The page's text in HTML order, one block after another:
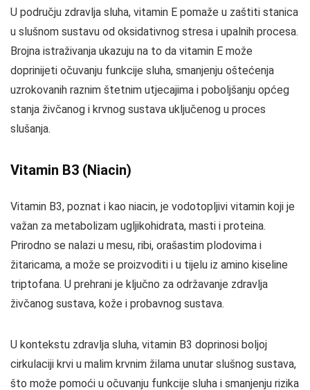
U području zdravlja sluha, vitamin E pomaže u zaštiti stanica
u slušnom sustavu od oksidativnog stresa i upalnih procesa.
Brojna istraživanja ukazuju na to da vitamin E može
doprinijeti očuvanju funkcije sluha, smanjenju oštećenja
uzrokovanih raznim štetnim utjecajima i poboljšanju općeg
stanja živčanog i krvnog sustava uključenog u proces
slušanja.
Vitamin B3 (Niacin)
Vitamin B3, poznat i kao niacin, je vodotopljivi vitamin koji je
važan za metabolizam ugljikohidrata, masti i proteina.
Prirodno se nalazi u mesu, ribi, orašastim plodovima i
žitaricama, a može se proizvoditi i u tijelu iz amino kiseline
triptofana. U prehrani je ključno za održavanje zdravlja
živčanog sustava, kože i probavnog sustava.
U kontekstu zdravlja sluha, vitamin B3 doprinosi boljoj
cirkulaciji krvi u malim krvnim žilama unutar slušnog sustava,
što može pomoći u očuvanju funkcije sluha i smanjenju rizika